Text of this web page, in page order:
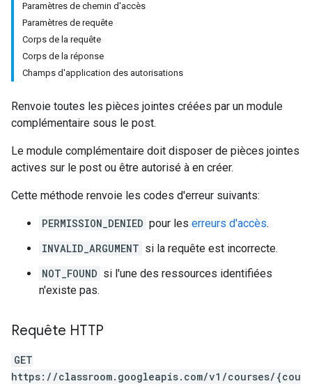
Paramètres de chemin d'accès
Paramètres de requête
Corps de la requête
Corps de la réponse
Champs d'application des autorisations
Renvoie toutes les pièces jointes créées par un module
complémentaire sous le post.
Le module complémentaire doit disposer de pièces jointes
actives sur le post ou être autorisé à en créer.
Cette méthode renvoie les codes d'erreur suivants:
PERMISSION_DENIED pour les erreurs d'accès.
INVALID_ARGUMENT si la requête est incorrecte.
NOT_FOUND si l'une des ressources identifiées
n'existe pas.
Requête HTTP
GET
https://classroom.googleapis.com/v1/courses/{cou